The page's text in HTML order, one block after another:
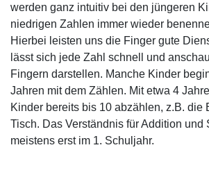
werden ganz intuitiv bei den jüngeren
niedrigen Zahlen immer wieder
Hierbei leisten uns die Finger gute
lässt sich jede Zahl schnell und
Fingern darstellen. Manche Kinder
Jahren mit dem Zählen. Mit etwa 4
Kinder bereits bis 10 abzählen, z.B. die
Tisch. Das Verständnis für Addition und
meistens erst im 1. Schuljahr.